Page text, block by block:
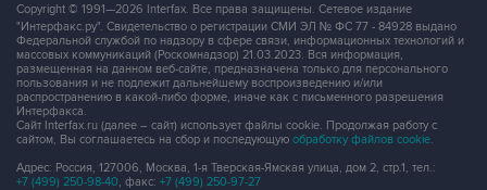
Copyright © 1991—2026 Interfax. Все права защищены. Сетевое издание
"Интерфакс.ру". Свидетельство о регистрации СМИ ЭЛ № ФС 77 - 84928 выдано
Федеральной службой по надзору в сфере связи, информационных технологий и
массовых коммуникаций (Роскомнадзор) 21.03.2023. Вся информация,
размещенная на данном веб-сайте, предназначена только для персонального
пользования и не подлежит дальнейшему воспроизведению и/или
распространению в какой-либо форме, иначе как с письменного разрешения
Интерфакса.
Сайт Interfax.ru (далее – сайт) использует файлы cookie. Продолжая работу с
сайтом, Вы соглашаетесь на сбор и последующую обработку файлов cookie.
Адрес: Россия, 127006, Москва, 1-я Тверская-Ямская улица, дом 2, стр.1, тел.:
+7 (499) 250-98-40, факс: +7 (499) 250-97-27